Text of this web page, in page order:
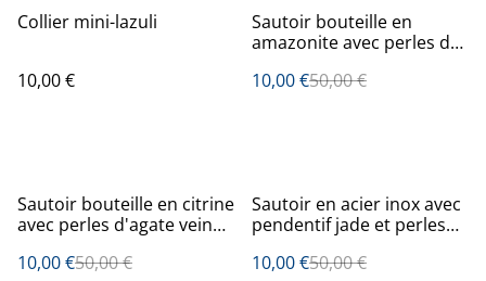
Collier mini-lazuli
10,00 €
%
Sautoir bouteille en
amazonite avec perles de
10,00 €50,00 €
%
Sautoir bouteille en citrine
avec perles d'agate veine
10,00 €50,00 €
%
Sautoir en acier inox avec
pendentif jade et perles
10,00 €50,00 €